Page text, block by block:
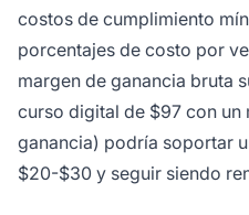
costos de cumplimiento
porcentajes de costo por
margen de ganancia bruta
curso digital de $97 con
ganancia) podría soportar
$20-$30 y seguir siendo